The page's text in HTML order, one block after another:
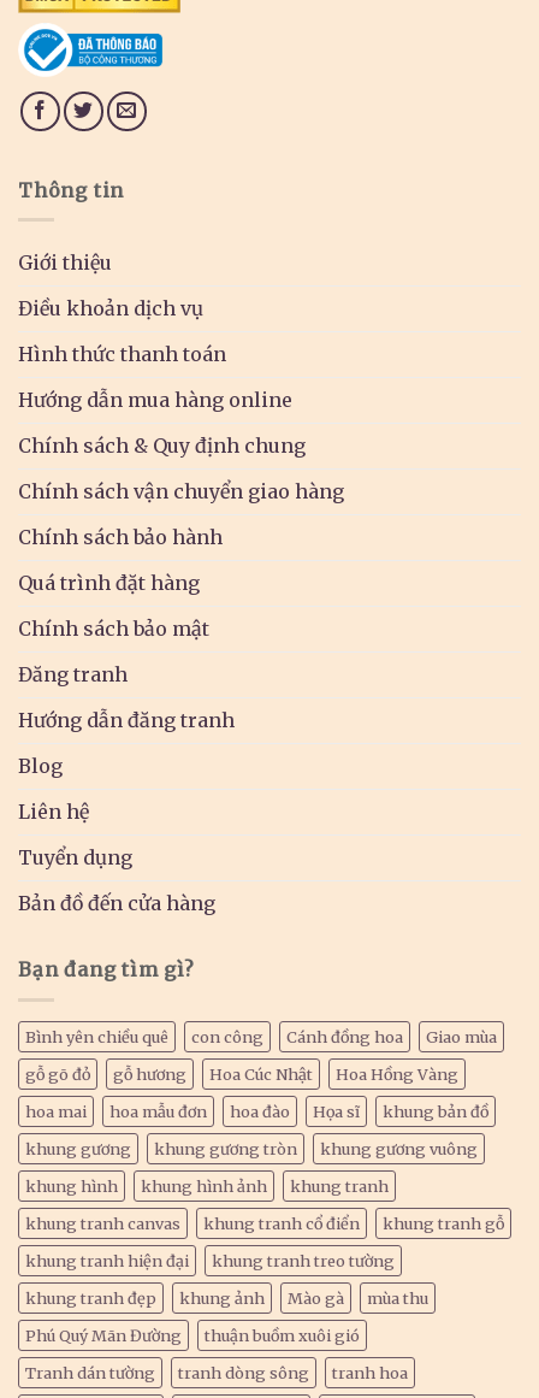
Thông tin
Giới thiệu
Điều khoản dịch vụ
Hình thức thanh toán
Hướng dẫn mua hàng online
Chính sách & Quy định chung
Chính sách vận chuyển giao hàng
Chính sách bảo hành
Quá trình đặt hàng
Chính sách bảo mật
Đăng tranh
Hướng dẫn đăng tranh
Blog
Liên hệ
Tuyển dụng
Bản đồ đến cửa hàng
Bạn đang tìm gì?
Bình yên chiều quê con công Cánh đồng hoa
Giao mùa
gỗ gõ đỏ
gỗ hương Hoa Cúc Nhật
Hoa Hồng Vàng
hoa mai
hoa mẫu đơn hoa đào Họa sĩ
khung bản đồ
khung gương
khung gương tròn
khung gương vuông
khung hình
khung hình ảnh
khung tranh
khung tranh canvas
khung tranh cổ điển
khung tranh gỗ
khung tranh hiện đại
khung tranh treo tường
khung tranh đẹp
khung ảnh Mào gà
mùa thu
Phú Quý Mãn Đường
thuận buồm xuôi gió
Tranh dán tường
tranh dòng sông
tranh hoa